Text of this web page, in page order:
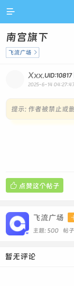

南宫旗下
飞流广场 
Xxx.UID:10817
2025-6-14
提示: 作者被禁止或
 点赞这个帖子
飞流广场
主题: 500 帖
暂无评论